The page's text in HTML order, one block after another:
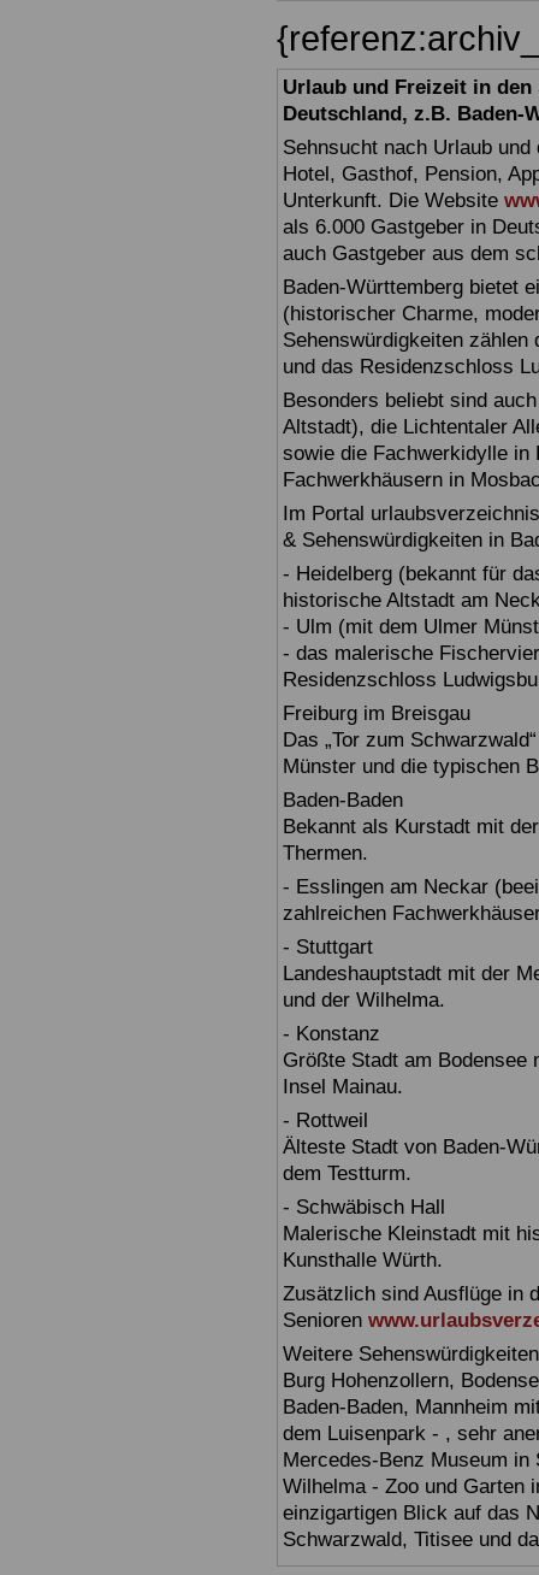
Urlaub und Freizeit in
Deutschland, z.B. Baden-
Sehnsucht nach Urlaub
Hotel, Gasthof, Pension,
Unterkunft. Die Website
als 6.000 Gastgeber in
auch Gastgeber aus dem
Baden-Württemberg bietet
(historischer Charme,
Sehenswürdigkeiten
und das Residenzschloss
Besonders beliebt sind
Altstadt), die Lichtentaler
sowie die Fachwerkidylle in
Fachwerkhäusern in
Im Portal
& Sehenswürdigkeiten in
- Heidelberg (bekannt für
historische Altstadt am
- Ulm (mit dem Ulmer
- das malerische
Residenzschloss
Freiburg im Breisgau
Das „Tor zum
Münster und die typischen
Baden-Baden
Bekannt als Kurstadt mit
Thermen.
- Esslingen am Neckar
zahlreichen
- Stuttgart
Landeshauptstadt mit der
und der Wilhelma.
- Konstanz
Größte Stadt am Bodensee
Insel Mainau.
- Rottweil
Älteste Stadt von Baden-
dem Testturm.
- Schwäbisch Hall
Malerische Kleinstadt mit
Kunsthalle Würth.
Zusätzlich sind Ausflüge in
Senioren
Weitere
Burg Hohenzollern,
Baden-Baden, Mannheim
dem Luisenpark - , sehr
Mercedes-Benz Museum
Wilhelma - Zoo und Garten
einzigartigen Blick auf das
Schwarzwald, Titisee und